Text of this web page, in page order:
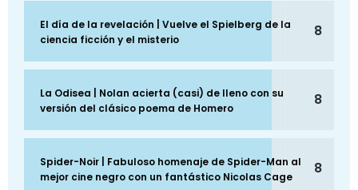
El día de la revelación | Vuelve el Spielberg de la
ciencia ficción y el misterio
8
La Odisea | Nolan acierta (casi) de lleno con su
versión del clásico poema de Homero
8
Spider-Noir | Fabuloso homenaje de Spider-Man al
mejor cine negro con un fantástico Nicolas Cage
8